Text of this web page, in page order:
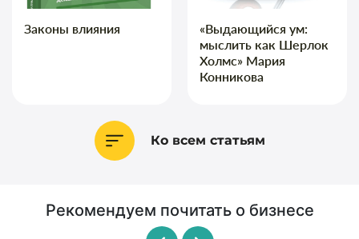
Законы влияния
«Выдающийся ум:
мыслить как Шерлок
Холмс» Мария
Конникова
Ко всем статьям
Рекомендуем почитать о бизнесе